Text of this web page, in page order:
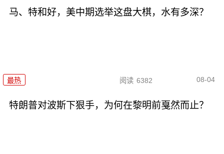
马、特和好，美中期选举这盘大棋，水有多深？
最热 阅读 6382 08-04
特朗普对波斯下狠手，为何在黎明前戛然而止？